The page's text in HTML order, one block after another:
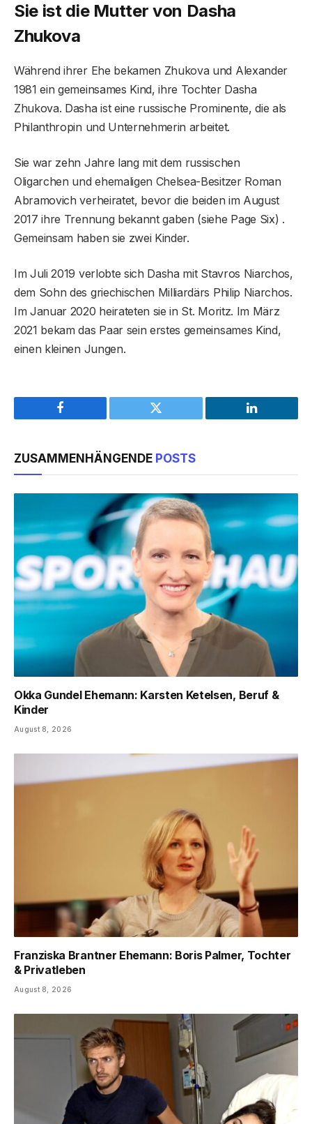
Sie ist die Mutter von Dasha
Zhukova
Während ihrer Ehe bekamen Zhukova und Alexander
1981 ein gemeinsames Kind, ihre Tochter Dasha
Zhukova. Dasha ist eine russische Prominente, die als
Philanthropin und Unternehmerin arbeitet.
Sie war zehn Jahre lang mit dem russischen
Oligarchen und ehemaligen Chelsea-Besitzer Roman
Abramovich verheiratet, bevor die beiden im August
2017 ihre Trennung bekannt gaben (siehe Page Six) .
Gemeinsam haben sie zwei Kinder.
Im Juli 2019 verlobte sich Dasha mit Stavros Niarchos,
dem Sohn des griechischen Milliardärs Philip Niarchos.
Im Januar 2020 heirateten sie in St. Moritz. Im März
2021 bekam das Paar sein erstes gemeinsames Kind,
einen kleinen Jungen.
Facebook Twitter LinkedIn
ZUSAMMENHÄNGENDE POSTS
Okka Gundel Ehemann: Karsten Ketelsen, Beruf &
Kinder
August 8, 2026
Franziska Brantner Ehemann: Boris Palmer, Tochter
& Privatleben
August 8, 2026